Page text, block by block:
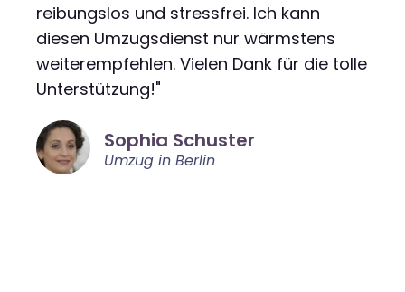
reibungslos und stressfrei. Ich kann
diesen Umzugsdienst nur wärmstens
weiterempfehlen. Vielen Dank für die tolle
Unterstützung!"
Sophia Schuster
Umzug in Berlin